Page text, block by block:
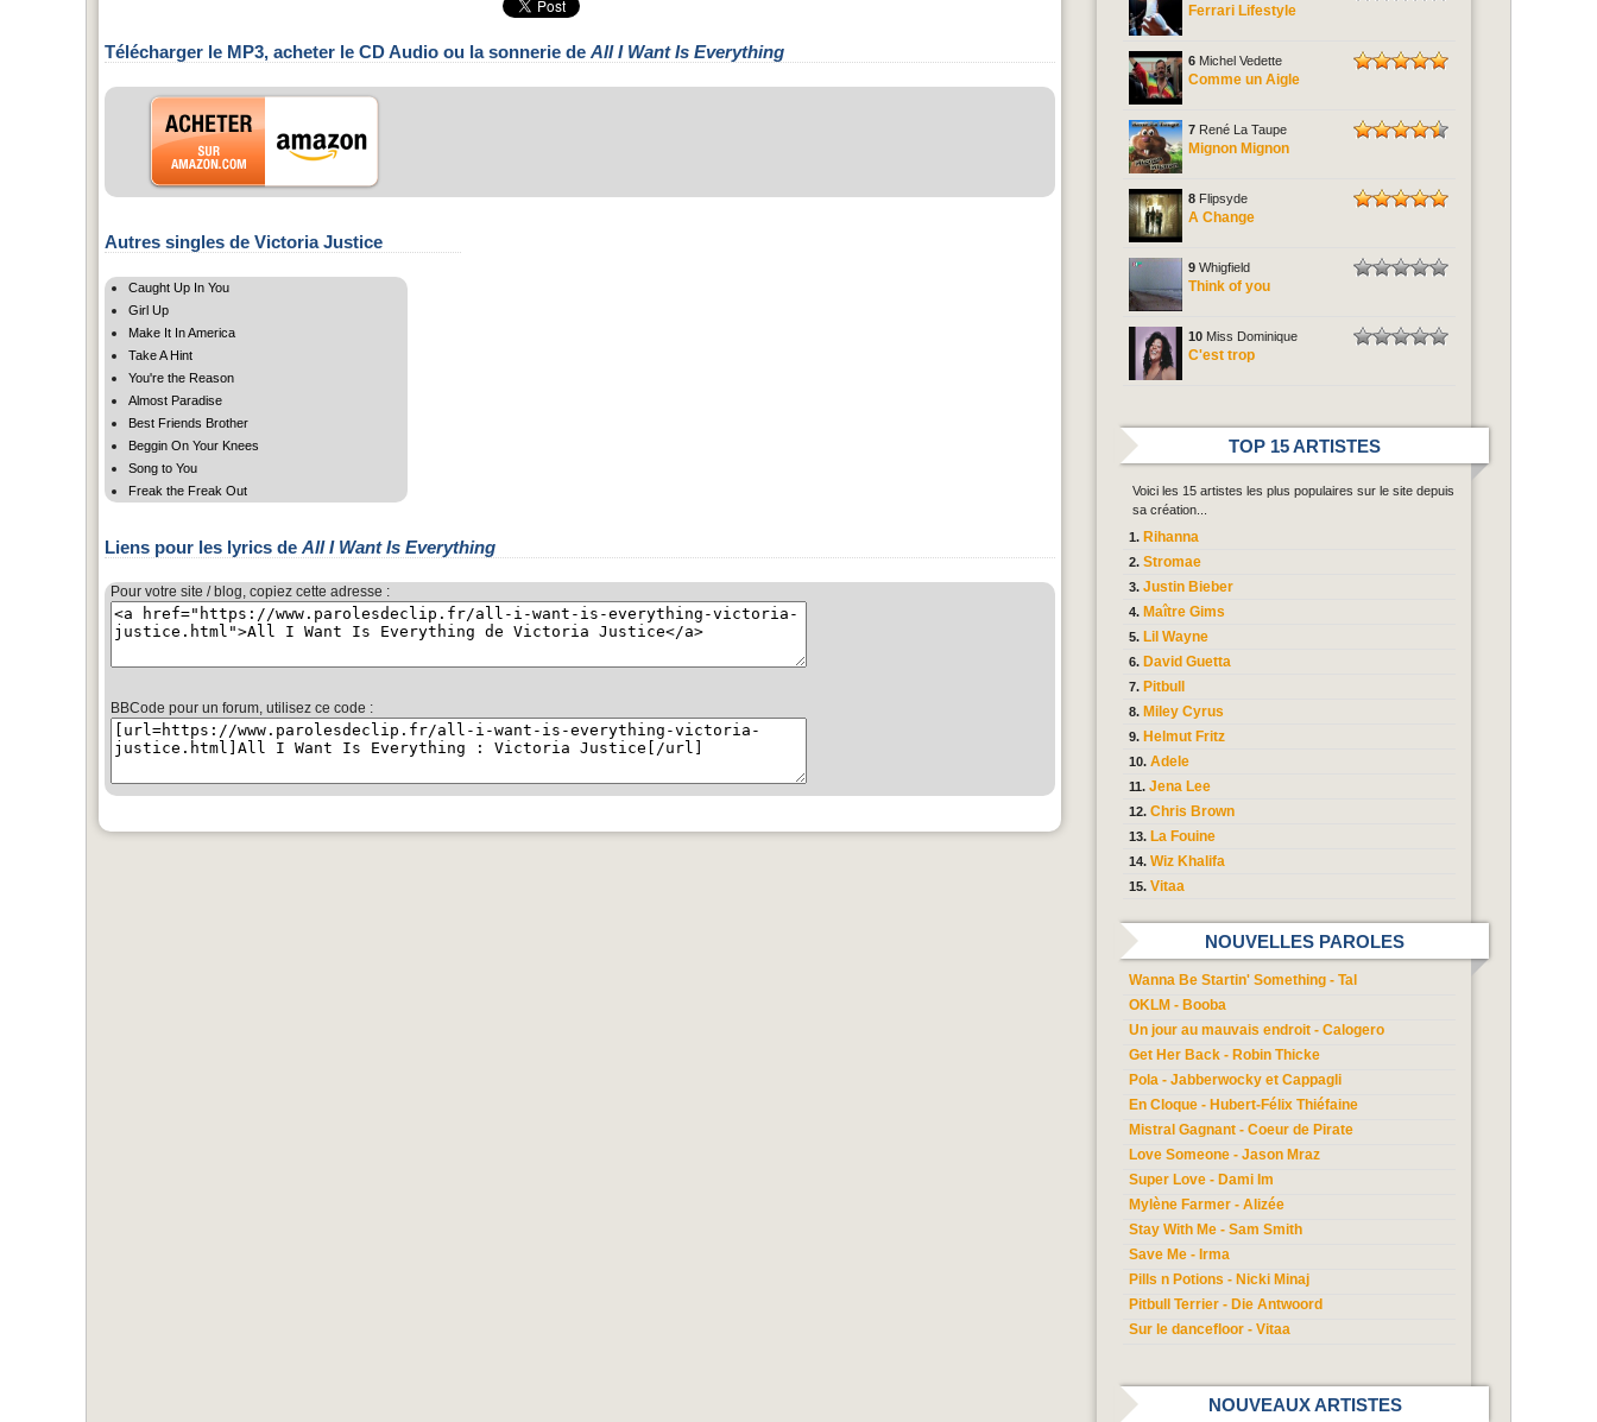
Télécharger le MP3, acheter le CD Audio ou la sonnerie de All I Want Is Everything
Autres singles de Victoria Justice
Caught Up In You
Girl Up
Make It In America
Take A Hint
You're the Reason
Almost Paradise
Best Friends Brother
Beggin On Your Knees
Song to You
Freak the Freak Out
Liens pour les lyrics de All I Want Is Everything
Pour votre site / blog, copiez cette adresse :
BBCode pour un forum, utilisez ce code :
Ferrari Lifestyle
6 Michel Vedette
Comme un Aigle
7 René La Taupe
Mignon Mignon
8 Flipsyde
A Change
9 Whigfield
Think of you
10 Miss Dominique
C'est trop
TOP 15 ARTISTES
Voici les 15 artistes les plus populaires sur le site depuis
sa création...
Rihanna
Stromae
Justin Bieber
Maître Gims
Lil Wayne
David Guetta
Pitbull
Miley Cyrus
Helmut Fritz
Adele
Jena Lee
Chris Brown
La Fouine
Wiz Khalifa
Vitaa
NOUVELLES PAROLES
Wanna Be Startin' Something - Tal
OKLM - Booba
Un jour au mauvais endroit - Calogero
Get Her Back - Robin Thicke
Pola - Jabberwocky et Cappagli
En Cloque - Hubert-Félix Thiéfaine
Mistral Gagnant - Coeur de Pirate
Love Someone - Jason Mraz
Super Love - Dami Im
Mylène Farmer - Alizée
Stay With Me - Sam Smith
Save Me - Irma
Pills n Potions - Nicki Minaj
Pitbull Terrier - Die Antwoord
Sur le dancefloor - Vitaa
NOUVEAUX ARTISTES